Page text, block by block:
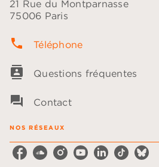
21 Rue du Montparnasse
75006 Paris
phone Téléphone
contacts Questions fréquentes
question_answer Contact
NOS RÉSEAUX